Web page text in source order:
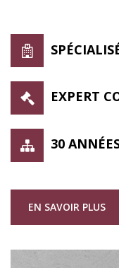
EXPERT
30
EN SAVOIR PLUS